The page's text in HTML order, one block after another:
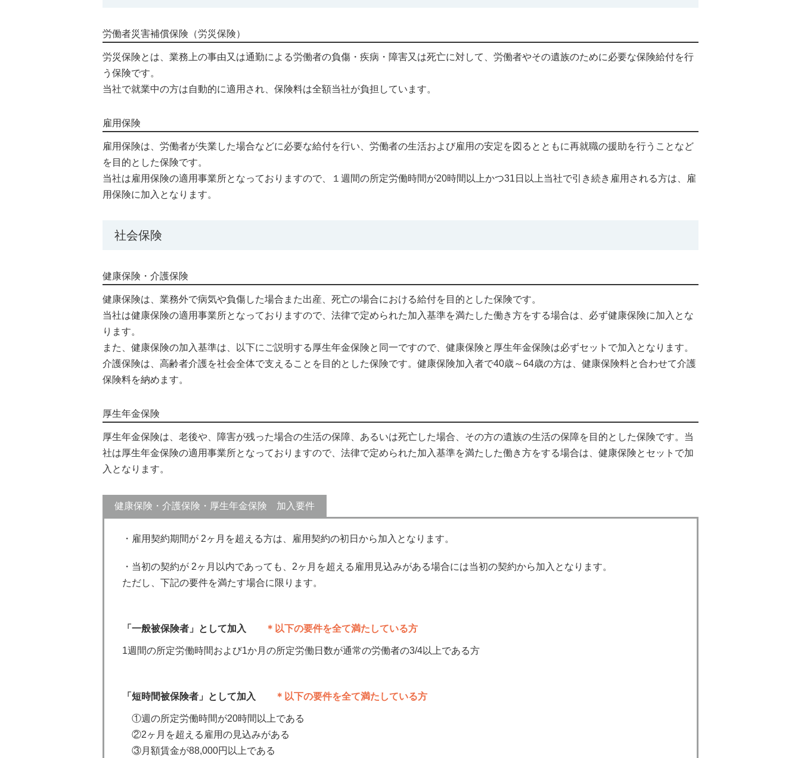
労働者災害補償保険（労災保険）
労災保険とは、業務上の事由又は通勤による労働者の負傷・疾病・障害又は死亡に対して、労働者やその遺族のために必要な保険給付を行
う保険です。
当社で就業中の方は自動的に適用され、保険料は全額当社が負担しています。
雇用保険
雇用保険は、労働者が失業した場合などに必要な給付を行い、労働者の生活および雇用の安定を図るとともに再就職の援助を行うことなど
を目的とした保険です。
当社は雇用保険の適用事業所となっておりますので、１週間の所定労働時間が20時間以上かつ31日以上当社で引き続き雇用される方は、雇
用保険に加入となります。
社会保険
健康保険・介護保険
健康保険は、業務外で病気や負傷した場合また出産、死亡の場合における給付を目的とした保険です。
当社は健康保険の適用事業所となっておりますので、法律で定められた加入基準を満たした働き方をする場合は、必ず健康保険に加入とな
ります。
また、健康保険の加入基準は、以下にご説明する厚生年金保険と同一ですので、健康保険と厚生年金保険は必ずセットで加入となります。
介護保険は、高齢者介護を社会全体で支えることを目的とした保険です。健康保険加入者で40歳～64歳の方は、健康保険料と合わせて介護
保険料を納めます。
厚生年金保険
厚生年金保険は、老後や、障害が残った場合の生活の保障、あるいは死亡した場合、その方の遺族の生活の保障を目的とした保険です。当
社は厚生年金保険の適用事業所となっておりますので、法律で定められた加入基準を満たした働き方をする場合は、健康保険とセットで加
入となります。
健康保険・介護保険・厚生年金保険 加入要件
・雇用契約期間が 2ヶ月を超える方は、雇用契約の初日から加入となります。
・当初の契約が 2ヶ月以内であっても、2ヶ月を超える雇用見込みがある場合には当初の契約から加入となります。
ただし、下記の要件を満たす場合に限ります。
「一般被保険者」として加入 ＊以下の要件を全て満たしている方
1週間の所定労働時間および1か月の所定労働日数が通常の労働者の3/4以上である方
「短時間被保険者」として加入 ＊以下の要件を全て満たしている方
①週の所定労働時間が20時間以上である
②2ヶ月を超える雇用の見込みがある
③月額賃金が88,000円以上である